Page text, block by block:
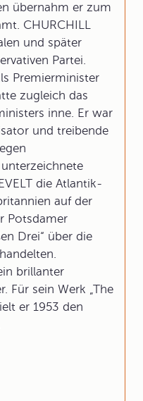
übernahm er zum
CHURCHILL
und später
Partei.
Premierminister
zugleich das
inne. Er war
und treibende
die Atlantik-
auf der
Potsdamer
Drei“ über die
brillanter
Für sein Werk „The
er 1953 den